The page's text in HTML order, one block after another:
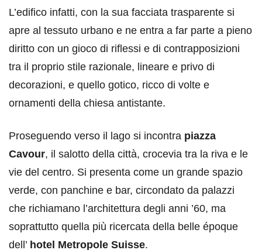
L’edifico infatti, con la sua facciata trasparente si
apre al tessuto urbano e ne entra a far parte a pieno
diritto con un gioco di riflessi e di contrapposizioni
tra il proprio stile razionale, lineare e privo di
decorazioni, e quello gotico, ricco di volte e
ornamenti della chiesa antistante.
Proseguendo verso il lago si incontra piazza
Cavour, il salotto della città, crocevia tra la riva e le
vie del centro. Si presenta come un grande spazio
verde, con panchine e bar, circondato da palazzi
che richiamano l’architettura degli anni ’60, ma
soprattutto quella più ricercata della belle époque
dell’ hotel Metropole Suisse.